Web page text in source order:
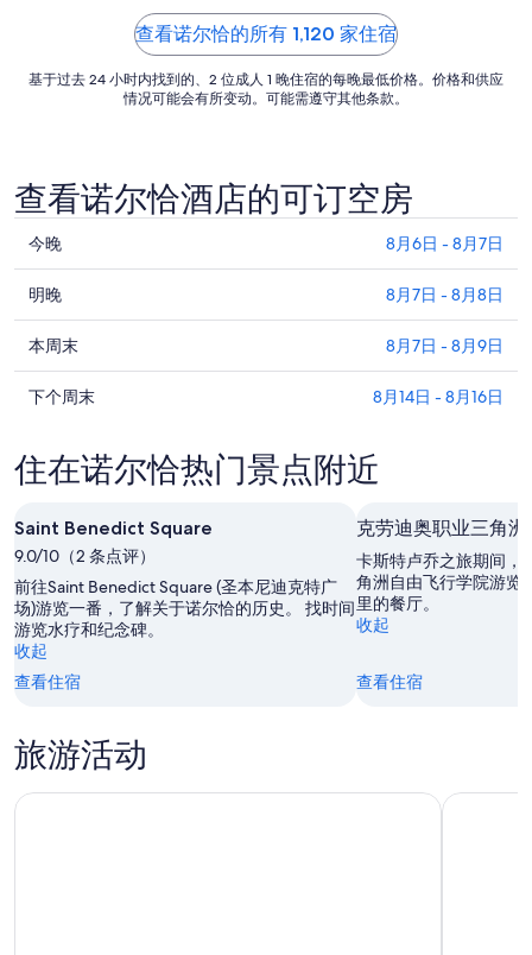
格
总
价
$216
查看诺尔恰的所有 1,120 家住宿
基于过去 24 小时内找到的、2 位成人 1 晚住宿的每晚最低价格。价格和供应
情况可能会有所变动。可能需遵守其他条款。
查看诺尔恰酒店的可订空房
查
看
诺
尔
恰
今
晚
价
格，
住
日
期
为
8
月
6
-
8
月
今晚 8月6日 - 8月7日
查
看
诺
尔
恰
晚
的
格，
入
住
日
期
为
8
7
日
-
明晚 8月7日 - 8月8日
查
看
诺
恰
本
末
的
价
格，
入
住
日
为
8
月
本周末 8月7日 - 8月9日
查
诺
尔
下
周
末
的
价
格，
入
日
期
为
下个周末 8月14日 - 8月16日
住在诺尔恰热门景点附近
Saint Benedict Square
9.0/10（2 条点评）
前往Saint Benedict Square (圣本尼迪克特广
场)游览一番，了解关于诺尔恰的历史。 找时间
游览水疗和纪念碑。
收起
查看住宿
克劳迪奥职业三角
卡斯特卢乔之旅期间，
角洲自由飞行学院游览
里的餐厅。
收起
查看住宿
旅游活动
锡比利尼山公园的私人徒步旅行 从罗马到